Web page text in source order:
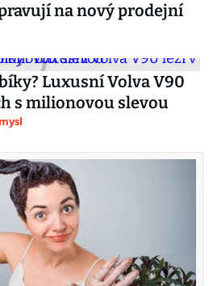
na nový prodejní
Luxusní Volva V90
s milionovou slevou